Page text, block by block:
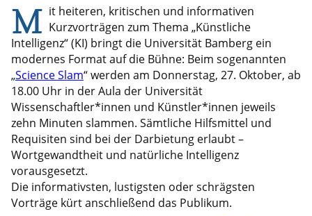
M it heiteren, kritischen und informativen
Kurzvorträgen zum Thema „Künstliche
Intelligenz“ (KI) bringt die Universität Bamberg ein
modernes Format auf die Bühne: Beim sogenannten
„Science Slam“ werden am Donnerstag, 27. Oktober, ab
18.00 Uhr in der Aula der Universität
Wissenschaftler*innen und Künstler*innen jeweils
zehn Minuten slammen. Sämtliche Hilfsmittel und
Requisiten sind bei der Darbietung erlaubt –
Wortgewandtheit und natürliche Intelligenz
vorausgesetzt.
Die informativsten, lustigsten oder schrägsten
Vorträge kürt anschließend das Publikum.